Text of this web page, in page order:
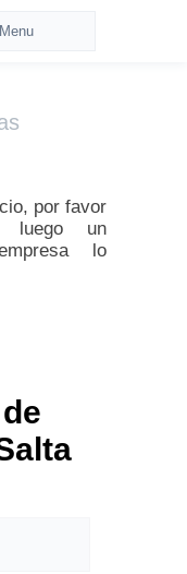
por favor
luego un
lo